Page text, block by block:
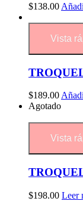
$138.00
Vista
$189.00
Agotado
Vista
$198.00 Leer